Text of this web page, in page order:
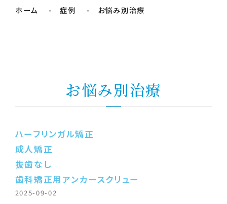
ホーム 症例 お悩み別治療
お悩み別治療
ハーフリンガル矯正
成人矯正
抜歯なし
歯科矯正用アンカースクリュー
2025-09-02